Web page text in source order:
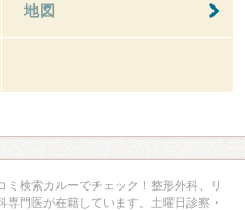
地図
検索カルーでチェック！整形外科、リ
門医が在籍しています。土曜日診察・